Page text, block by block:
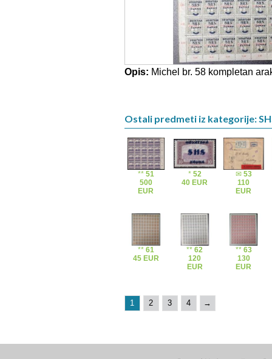
Opis: Michel br. 58 kompletan
Ostali predmeti iz kategorije:
** 51
500
EUR
* 52
40 EUR
✉ 53
110
EUR
** 61
45 EUR
**62
120
EUR
** 63
130
EUR
1 2 3 4 →